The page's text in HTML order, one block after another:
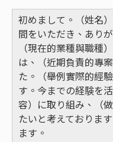
初めまして。（姓名
間をいただき、あり
（現在的業種與職種
は、（近期負責的專
た。（舉例實際的經
す。今までの経験を
容）に取り組み、（
たいと考えておりま
ます。